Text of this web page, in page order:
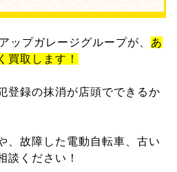
ップガレージグループが、 あ
買取します！
登録の抹消が店頭でできるか
、故障した電動自転車、古い
談ください！